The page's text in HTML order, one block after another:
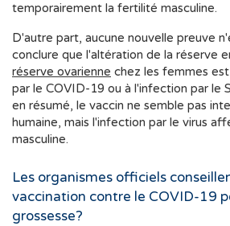
temporairement la fertilité masculine.
D'autre part, aucune nouvelle preuve
conclure que l'altération de la réserve
réserve ovarienne
par le COVID-19 ou à l'infection par le
en résumé, le vaccin ne semble pas
humaine, mais l'infection par le virus
masculine.
Les organismes officiels
vaccination contre le COVID-19
grossesse?